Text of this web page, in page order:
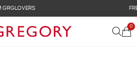
NAS COMPRAS ACIMA DE R$ 899
0